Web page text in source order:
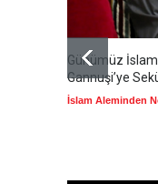
Günümüz
Gannuşi’ye
Tecrit
İslam Aleminden